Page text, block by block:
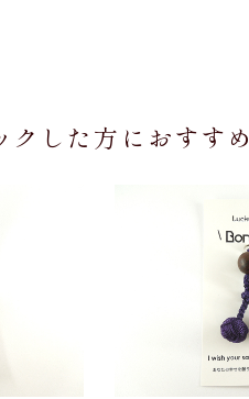
クした方におすすめ